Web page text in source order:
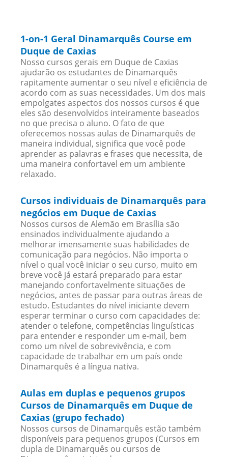
1-on-1 Geral Dinamarquês Course em
Duque de Caxias
Nosso cursos gerais em Duque de Caxias
ajudarão os estudantes de Dinamarquês
rapitamente aumentar o seu nível e eficiência de
acordo com as suas necessidades. Um dos mais
empolgates aspectos dos nossos cursos é que
eles são desenvolvidos inteiramente baseados
no que precisa o aluno. O fato de que
oferecemos nossas aulas de Dinamarquês de
maneira individual, significa que você pode
aprender as palavras e frases que necessita, de
uma maneira confortavel em um ambiente
relaxado.
Cursos individuais de Dinamarquês para
negócios em Duque de Caxias
Nossos cursos de Alemão em Brasília são
ensinados individualmente ajudando a
melhorar imensamente suas habilidades de
comunicação para negócios. Não importa o
nível o qual você iniciar o seu curso, muito em
breve você já estará preparado para estar
manejando confortavelmente situações de
negócios, antes de passar para outras áreas de
estudo. Estudantes do nível iniciante devem
esperar terminar o curso com capacidades de:
atender o telefone, competências linguísticas
para entender e responder um e-mail, bem
como um nível de sobrevivência, e com
capacidade de trabalhar em um país onde
Dinamarquês é a língua nativa.
Aulas em duplas e pequenos grupos
Cursos de Dinamarquês em Duque de
Caxias (grupo fechado)
Nossos cursos de Dinamarquês estão também
disponíveis para pequenos grupos (Cursos em
dupla de Dinamarquês ou cursos de